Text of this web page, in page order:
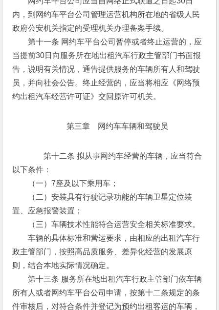
内，到网约车平台公司管理运营机构所在地的省级人民
政府公安机关指定的受理机关办理备案手续。
第十一条 网约车平台公司暂停或者终止运营的，应
当提前30日向服务所在地出租汽车行政主管部门书面报
告，说明有关情况，通告提供服务的车辆所有人和驾驶
员，并向社会公告。终止经营的，应当将相应《网络预
约出租汽车经营许可证》交回原许可机关。
第三章　网约车车辆和驾驶员
第十二条 拟从事网约车经营的车辆，应当符合
以下条件：
（一）7座及以下乘用车；
（二）安装具有行驶记录功能的车辆卫星定位装
置、应急报警装置；
（三）车辆技术性能符合运营安全相关标准要求。
车辆的具体标准和营运要求，由相应的出租汽车行
政主管部门，按照高品质服务、差异化经营的发展原
则，结合本地实际情况确定。
第十三条 服务所在地出租汽车行政主管部门依车辆
所有人或者网约车平台公司申请，按第十二条规定的条
件审核后，对符合条件并登记为预约出租客运的车辆，